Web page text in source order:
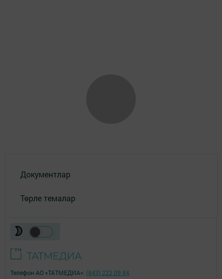
Документлар
Төрле темалар
Телефон АО «ТАТМЕДИА»: (843) 222 09 84